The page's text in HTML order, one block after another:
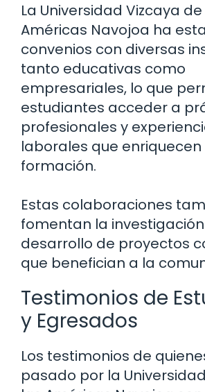
La Universidad Vizcaya
Américas Navojoa ha
convenios con diversas
tanto educativas como
empresariales, lo que
estudiantes acceder a
profesionales y
laborales que enriquecen
formación.
Estas colaboraciones
fomentan la
desarrollo de proyectos
que benefician a la
Testimonios de
y Egresados
Los testimonios de
pasado por la